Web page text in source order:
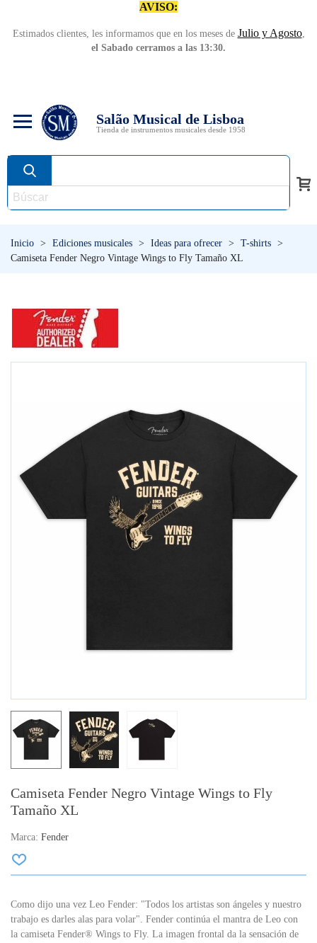
AVISO:
Estimados clientes, les informamos que en los meses de Julio y Agosto,
el Sabado cerramos a las 13:30.
Salão Musical de Lisboa
Tienda de instrumentos musicales desde 1958
Inicio > Ediciones musicales > Ideas para ofrecer > T-shirts >
Camiseta Fender Negro Vintage Wings to Fly Tamaño XL
Camiseta Fender Negro Vintage Wings to Fly
Tamaño XL
Marca: Fender
Como dijo una vez Leo Fender: "Todos los artistas son ángeles y nuestro
trabajo es darles alas para volar". Fender continúa el mantra de Leo con
la camiseta Fender® Wings to Fly. La imagen frontal da la sensación de